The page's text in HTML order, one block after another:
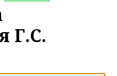
Г.С.